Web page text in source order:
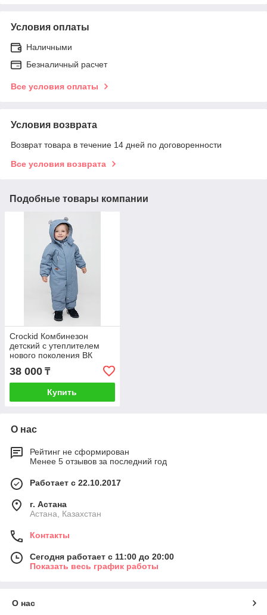
Условия оплаты
Наличными
Безналичный расчет
Все условия оплаты
Условия возврата
Возврат товара в течение 14 дней по договоренности
Все условия возврата
Подобные товары компании
Crockid Комбинезон
детский с утеплителем
нового поколения ВК
60118/3 , р 74-80/52
38 000 ₸
Купить
О нас
Рейтинг не сформирован
Менее 5 отзывов за последний год
Работает с 22.10.2017
г. Астана
Астана, Казахстан
Контакты
Сегодня работает с 11:00 до 20:00
Показать весь график работы
О нас